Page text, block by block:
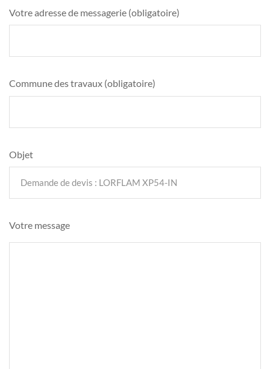
Votre adresse de messagerie (obligatoire)
Commune des travaux (obligatoire)
Objet
Votre message